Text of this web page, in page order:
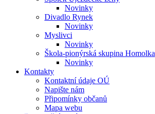
Novinky
Divadlo Rynek
Novinky
Myslivci
Novinky
Škola-pionýrská skupina Homolka
Novinky
Kontakty
Kontaktní údaje OÚ
Napište nám
Připomínky občanů
Mapa webu